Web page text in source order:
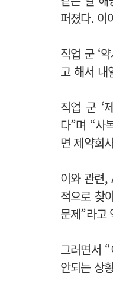
퍼졌다. 이
직업 군 ‘
고 해서 내
직업 군 ‘
다”며 “사
면 제약회
이와 관련,
적으로 찾
문제”라고
그러면서
안되는 상